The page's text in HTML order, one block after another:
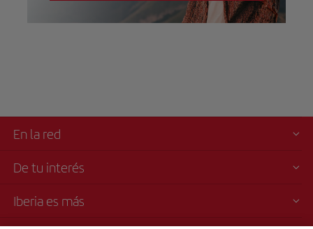
En la red
De tu interés
Iberia es más